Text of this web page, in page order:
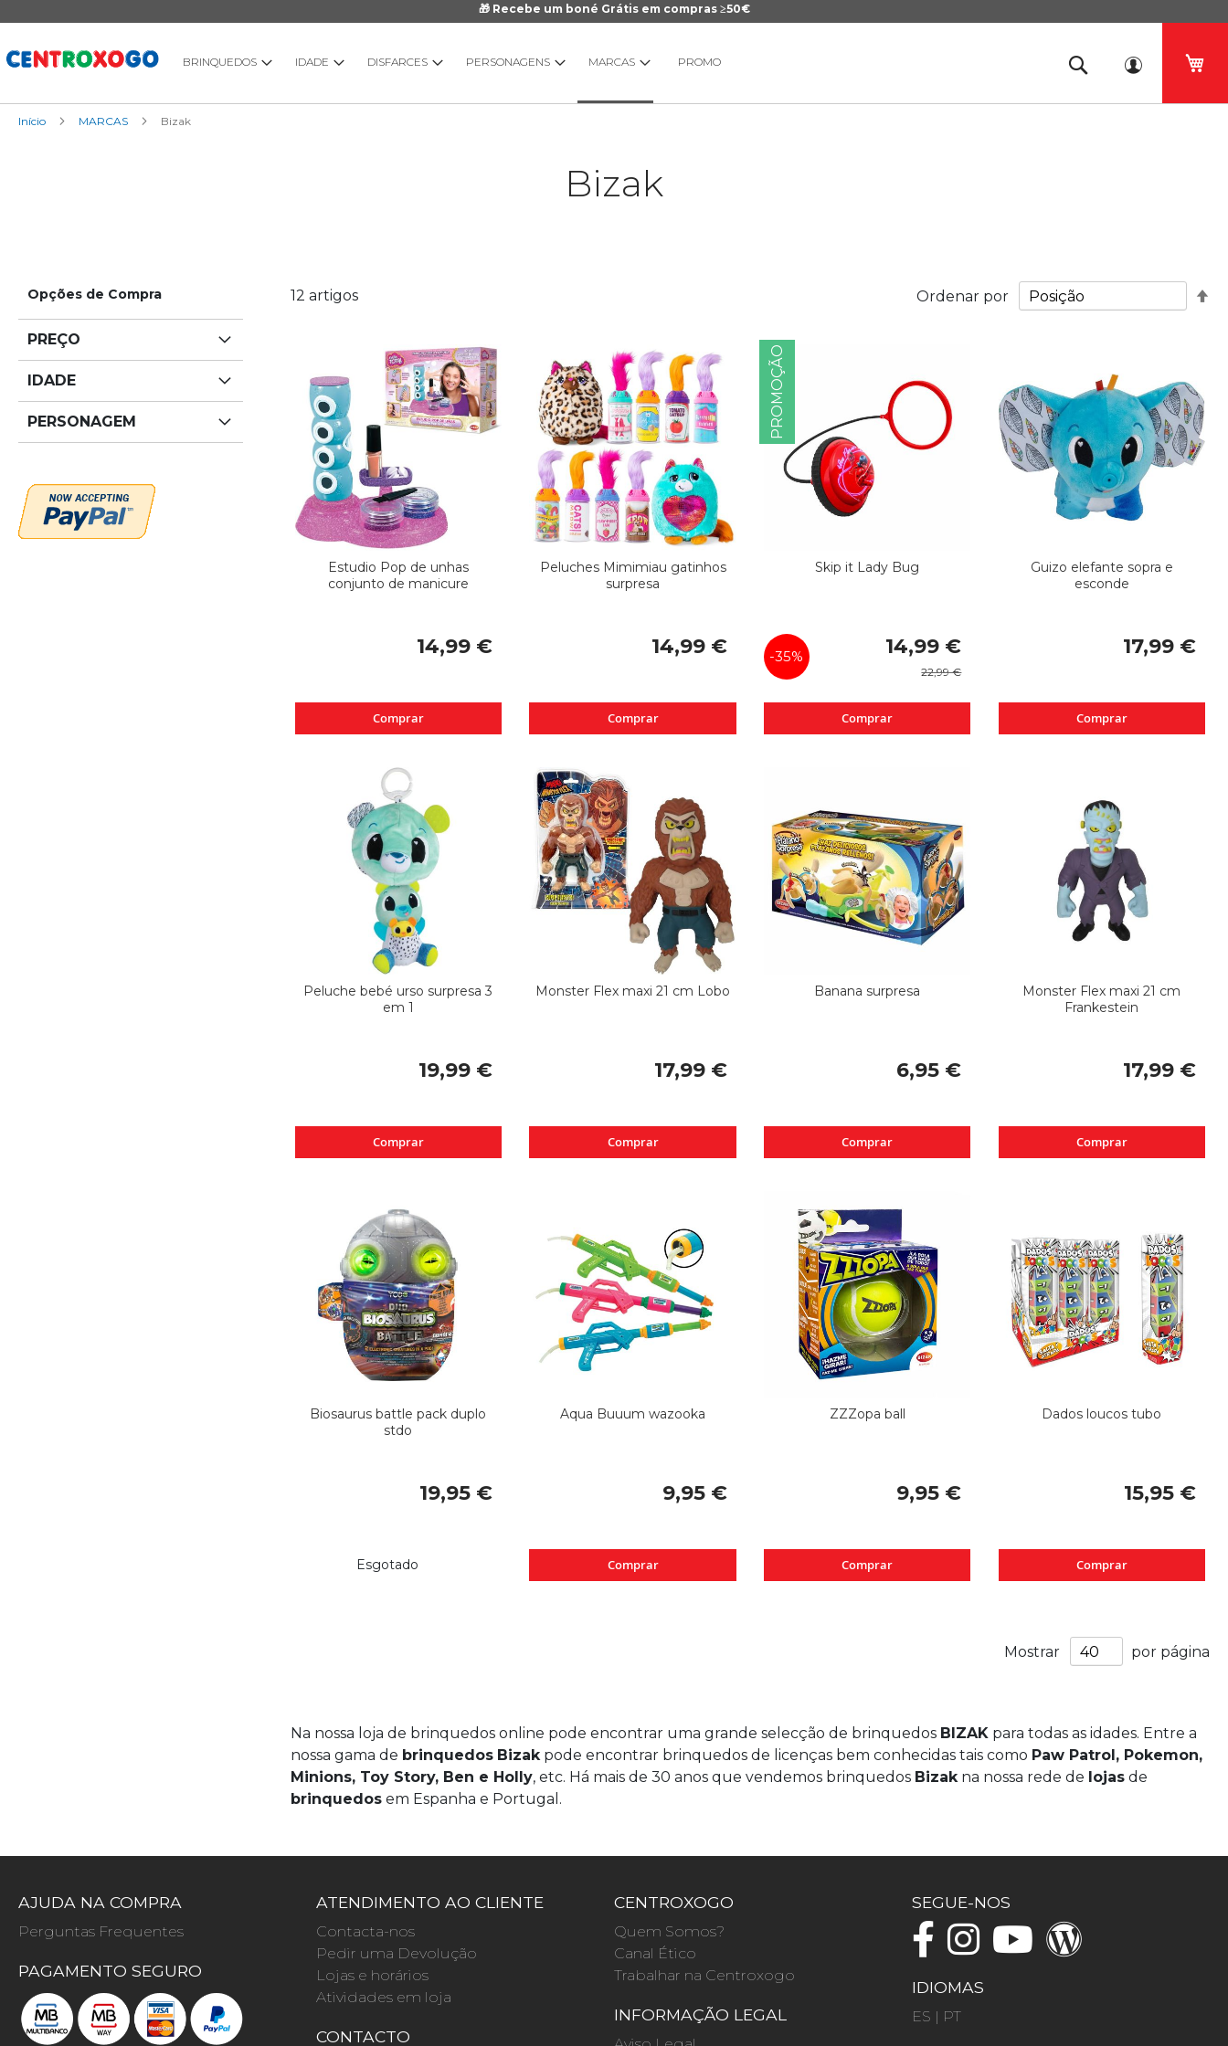
🎁 Recebe um boné Grátis em compras ≥50€
para
Conteúdo
BRINQUEDOS IDADE DISFARCES PERSONAGENS MARCAS PROMO
Início MARCAS Bizak
Bizak
12 artigos Ordenar por
Estudio Pop de unhas
conjunto de manicure
14,99 €
Comprar
Peluches Mimimiau gatinhos
surpresa
14,99 €
Comprar
PROMOÇÃO
Skip it Lady Bug
-35%
Special
Price
14,99 €
22,99 €
Comprar
Guizo elefante sopra e
esconde
17,99 €
Comprar
Peluche bebé urso surpresa 3
em 1
19,99 €
Comprar
Monster Flex maxi 21 cm Lobo
17,99 €
Comprar
Banana surpresa
6,95 €
Comprar
Monster Flex maxi 21 cm
Frankestein
17,99 €
Comprar
Biosaurus battle pack duplo
stdo
19,95 €
Esgotado
Aqua Buuum wazooka
9,95 €
Comprar
ZZZopa ball
9,95 €
Comprar
Dados loucos tubo
15,95 €
Comprar
Mostrar por página
Na nossa loja de brinquedos online pode encontrar uma grande selecção de brinquedos BIZAKpara todas as idades. Entre a
nossa gama de brinquedos Bizakpode encontrar brinquedos de licenças bem conhecidas tais como Paw Patrol, Pokemon,
Minions, Toy Story, Ben e Holly, etc. Há mais de 30 anos que vendemos brinquedos Bizakna nossa rede de lojasde
brinquedosem Espanha e Portugal.
Opções de Compra
PREÇO
IDADE
PERSONAGEM
AJUDA NA COMPRA
Perguntas Frequentes
PAGAMENTO SEGURO
ATENDIMENTO AO CLIENTE
Contacta-nos
Pedir uma Devolução
Lojas e horários
Atividades em loja
CONTACTO
CENTROXOGO
Quem Somos?
Canal Ético
Trabalhar na Centroxogo
INFORMAÇÃO LEGAL
SEGUE-NOS
IDIOMAS
ES | PT